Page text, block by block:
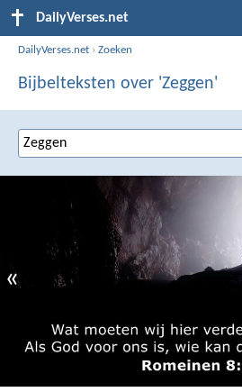
DailyVerses.net
DailyVerses.net ›Zoeken
Bijbelteksten over 'Zeggen'
«